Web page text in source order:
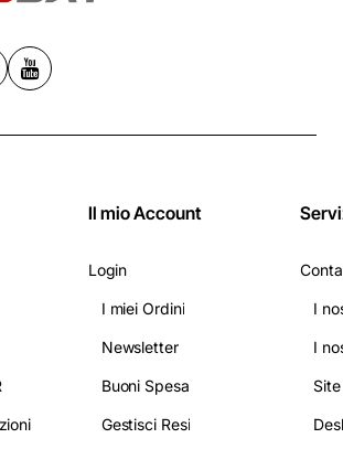
Il mio Account
Login
I miei Ordini
Newsletter
Buoni Spesa
Gestisci Resi
I
I